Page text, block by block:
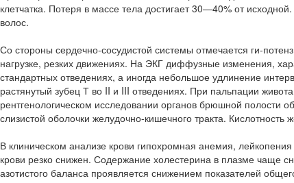
клетчатка. Потеря в массе тела достигает 30—40% от
волос.
Со стороны сердечно-сосудистой системы отмечается ги-
нагрузке, резких движениях. На ЭКГ диффузные изменения,
стандартных отведениях, а иногда небольшое удлинение
растянутый зубец Т во II и III отведениях. При пальпации
рентгенологическом исследовании органов брюшной полости
слизистой оболочки желудочно-кишечного тракта. Кислотность
В клиническом анализе крови гипохромная анемия,
крови резко снижен. Содержание холестерина в плазме чаще
азотистого баланса проявляется снижением показателей